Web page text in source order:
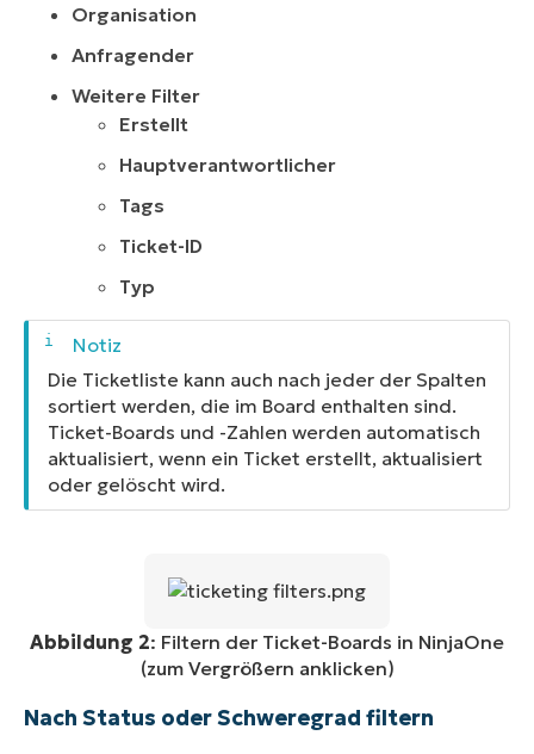
Organisation
Anfragender
Weitere Filter
Erstellt
Hauptverantwortlicher
Tags
Ticket-ID
Typ
Die Ticketliste kann auch nach jeder der Spalten
sortiert werden, die im Board enthalten sind.
Ticket-Boards und -Zahlen werden automatisch
aktualisiert, wenn ein Ticket erstellt, aktualisiert
oder gelöscht wird.
Abbildung 2: Filtern der Ticket-Boards in NinjaOne
(zum Vergrößern anklicken)
Nach Status oder Schweregrad filtern